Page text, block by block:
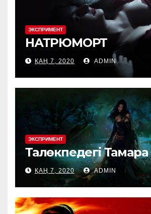
ЭКСПРИМЕНТ
НАТРЮМОРТ
ҚАҢ 7, 2020 ADMIN
ЭКСПРИМЕНТ
Талөкпедегі Тамара
ҚАҢ 7, 2020 ADMIN